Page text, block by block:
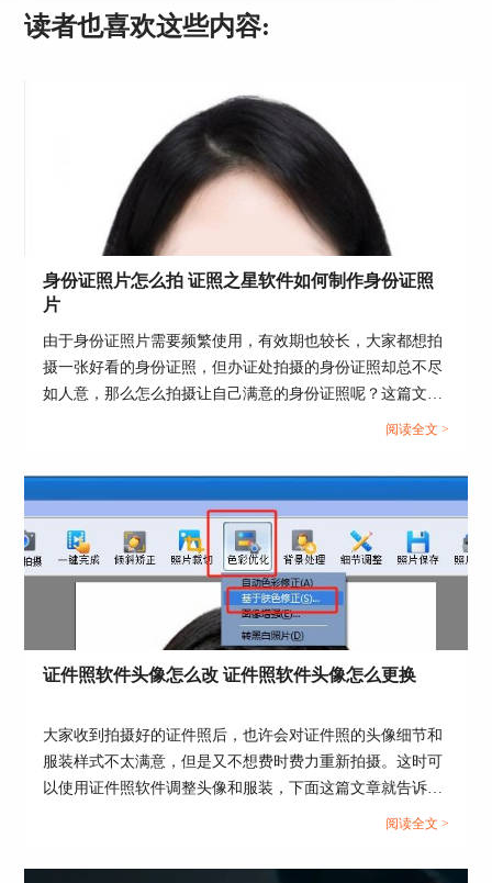
图3：证件照片制作系统
二、半身证件照是照到哪个部位
上文小编介绍了半身证件照用什么软件拍，那么，
半身证件照照到哪里比较合适呢？其实一寸照或者
二寸照也可以叫做半身照，所以半身照一般只拍摄
朵，五官清晰即可。
读者也喜欢这些内容:
身份证照片怎么拍 证照之星软件如何制作身份证照
片
由于身份证照片需要频繁使用，有效期也较长，大家都想拍
摄一张好看的身份证照，但办证处拍摄的身份证照却总不尽
如人意，那么怎么拍摄让自己满意的身份证照呢？这篇文章
就告诉大家身份证照片怎么拍，证照之星软件如何制作身份
阅读全文 >
证件照软件头像怎么改 证件照软件头像怎么更换
大家收到拍摄好的证件照后，也许会对证件照的头像细节和
服装样式不太满意，但是又不想费时费力重新拍摄。这时可
以使用证件照软件调整头像和服装，下面这篇文章就告诉大
家证件照软件头像怎么改，证件照软件头像怎么更换。...
阅读全文 >